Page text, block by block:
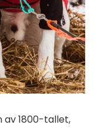
av 1800-tallet,